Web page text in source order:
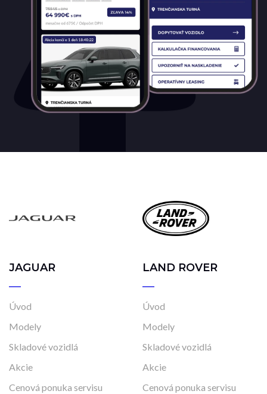
JAGUAR
Úvod
Modely
Skladové vozidlá
Akcie
Cenová ponuka servisu
LAND ROVER
Úvod
Modely
Skladové vozidlá
Akcie
Cenová ponuka servisu